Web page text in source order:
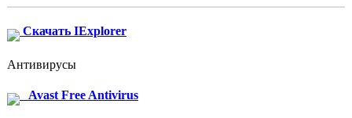
Скачать IExplorer
Антивирусы
Avast Free Antivirus